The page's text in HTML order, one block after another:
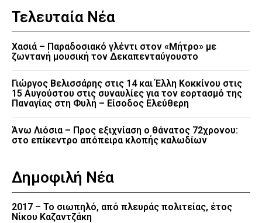
Τελευταία Νέα
Χασιά – Παραδοσιακό γλέντι στον «Μήτρο» με
ζωντανή μουσική τον Δεκαπενταύγουστο
Γιώργος Βελισσάρης στις 14 και Έλλη Κοκκίνου στις
15 Αυγούστου στις συναυλίες για τον εορτασμό της
Παναγίας στη Φυλή – Είσοδος Ελεύθερη
Άνω Λιόσια – Προς εξιχνίαση ο θάνατος 72χρονου:
στο επίκεντρο απόπειρα κλοπής καλωδίων
Δημοφιλή Νέα
2017 – Το σιωπηλό, από πλευράς πολιτείας, έτος
Νίκου Καζαντζάκη